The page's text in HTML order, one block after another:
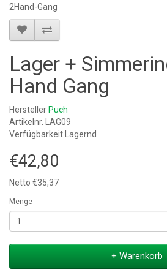
2Hand-Gang
Lager +
Hand Gang
Hersteller Puch
Artikelnr. LAG09
Verfügbarkeit Lagernd
€42,80
Netto €35,37
Menge
+ Warenkorb